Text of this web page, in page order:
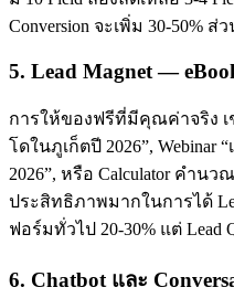
Conversion จะเพิ่ม 30-50%
5. Lead Magnet —
การให้ของฟรีที่มีคุณค่าจริง เ
โดในภูเก็ตปี 2026”, Webinar
2026”, หรือ Calculator คำน
ประสิทธิภาพมากในการได้
ฟอร์มทั่วไป 20-30% แต่ Lead
6. Chatbot และ